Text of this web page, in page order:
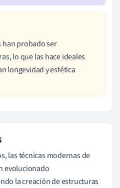
han probado ser
lo que las hace ideales
longevidad y estética
las técnicas modernas de
evolucionado
la creación de estructuras